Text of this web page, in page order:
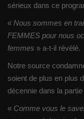
sérieux dans ce
« Nous sommes en
FEMMES pour nous
femmes » a-t-il révélé.
Notre source
soient de plus en plus
décennie dans la
« Comme vous le